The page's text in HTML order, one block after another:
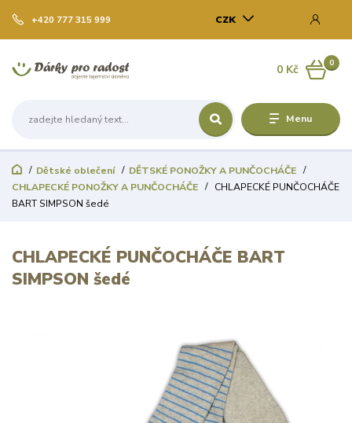
Menu
CZK
+420 777 315 999
0
0 Kč
Dětské oblečení
DĚTSKÉ PONOŽKY A PUNČOCHÁČE
CHLAPECKÉ PONOŽKY A PUNČOCHÁČE
CHLAPECKÉ PUNČOCHÁČE
BART SIMPSON šedé
CHLAPECKÉ PUNČOCHÁČE BART
SIMPSON šedé